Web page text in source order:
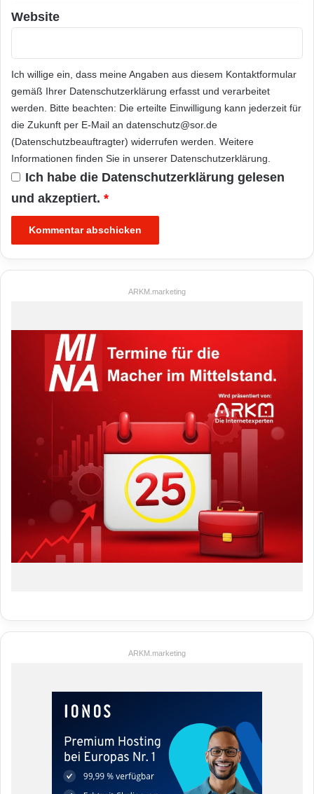
Website
Ich willige ein, dass meine Angaben aus diesem Kontaktformular
gemäß Ihrer Datenschutzerklärung erfasst und verarbeitet
werden. Bitte beachten: Die erteilte Einwilligung kann jederzeit für
die Zukunft per E-Mail an datenschutz@sor.de
(Datenschutzbeauftragter) widerrufen werden. Weitere
Informationen finden Sie in unserer Datenschutzerklärung
Ich habe die Datenschutzerklärung gelesen
und akzeptiert. *
ARKM.marketing
ARKM.marketing